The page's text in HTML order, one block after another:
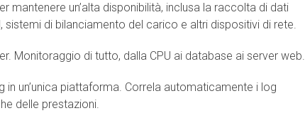
mantenere un’alta disponibilità, inclusa la raccolta di dati
sistemi di bilanciamento del carico e altri dispositivi di rete.
Monitoraggio di tutto, dalla CPU ai database ai server web.
in un’unica piattaforma. Correla automaticamente i log
delle prestazioni.